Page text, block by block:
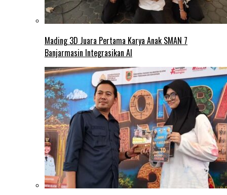
Mading 3D Juara Pertama Karya Anak SMAN 7
Banjarmasin Integrasikan AI